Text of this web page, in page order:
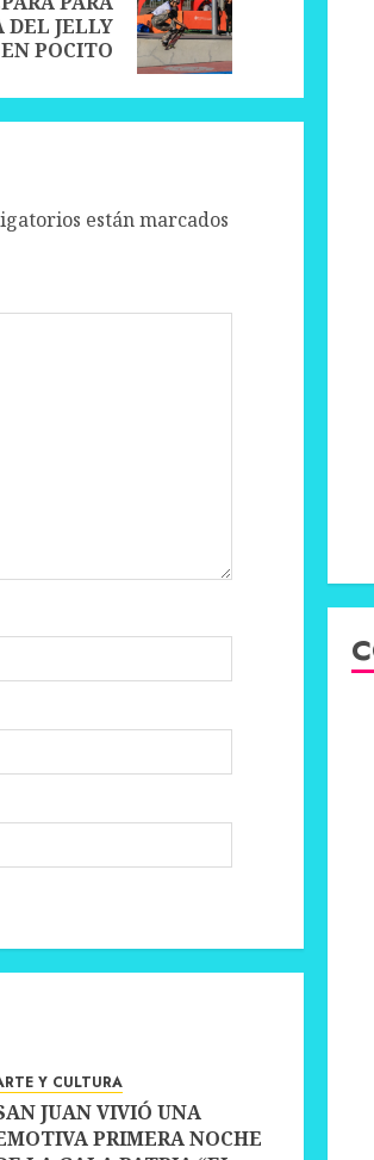
DEL JELLY
POCITO
están marcados
Y CULTURA
JUAN VIVIÓ UNA
PRIMERA NOCHE